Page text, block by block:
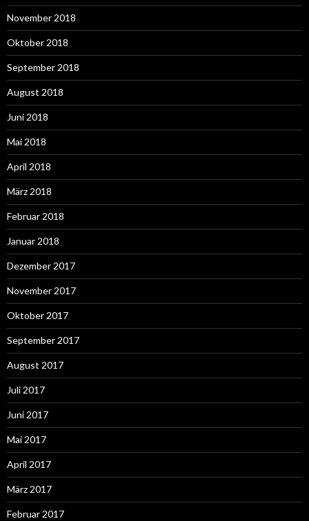
November 2018
Oktober 2018
September 2018
August 2018
Juni 2018
Mai 2018
April 2018
März 2018
Februar 2018
Januar 2018
Dezember 2017
November 2017
Oktober 2017
September 2017
August 2017
Juli 2017
Juni 2017
Mai 2017
April 2017
März 2017
Februar 2017